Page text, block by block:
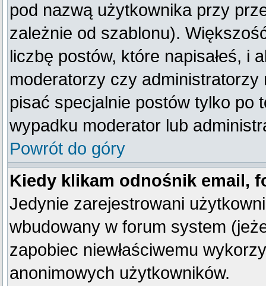
pod nazwą użytkownika przy
zależnie od szablonu).
liczbę postów, które napisałeś, i
moderatorzy czy
pisać specjalnie postów tylko po
wypadku moderator lub
Powrót do góry
Kiedy klikam odnośnik email,
Jedynie zarejestrowani
wbudowany w forum system
zapobiec niewłaściwemu
anonimowych użytkowników.